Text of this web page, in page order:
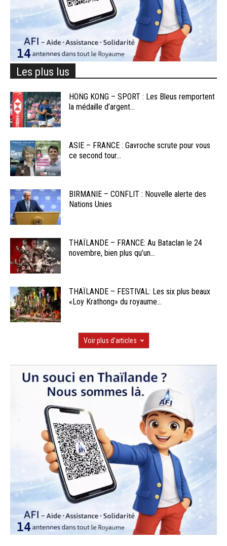
Les plus lus
HONG KONG – SPORT : Les Bleus remportent
la médaille d’argent...
ASIE – FRANCE : Gavroche scrute pour vous
ce second tour...
BIRMANIE – CONFLIT : Nouvelle alerte des
Nations Unies
THAÏLANDE – FRANCE: Au Bataclan le 24
novembre, bien plus qu’un...
THAÏLANDE – FESTIVAL: Les six plus beaux
«Loy Krathong» du royaume...
Voir plus d'articles